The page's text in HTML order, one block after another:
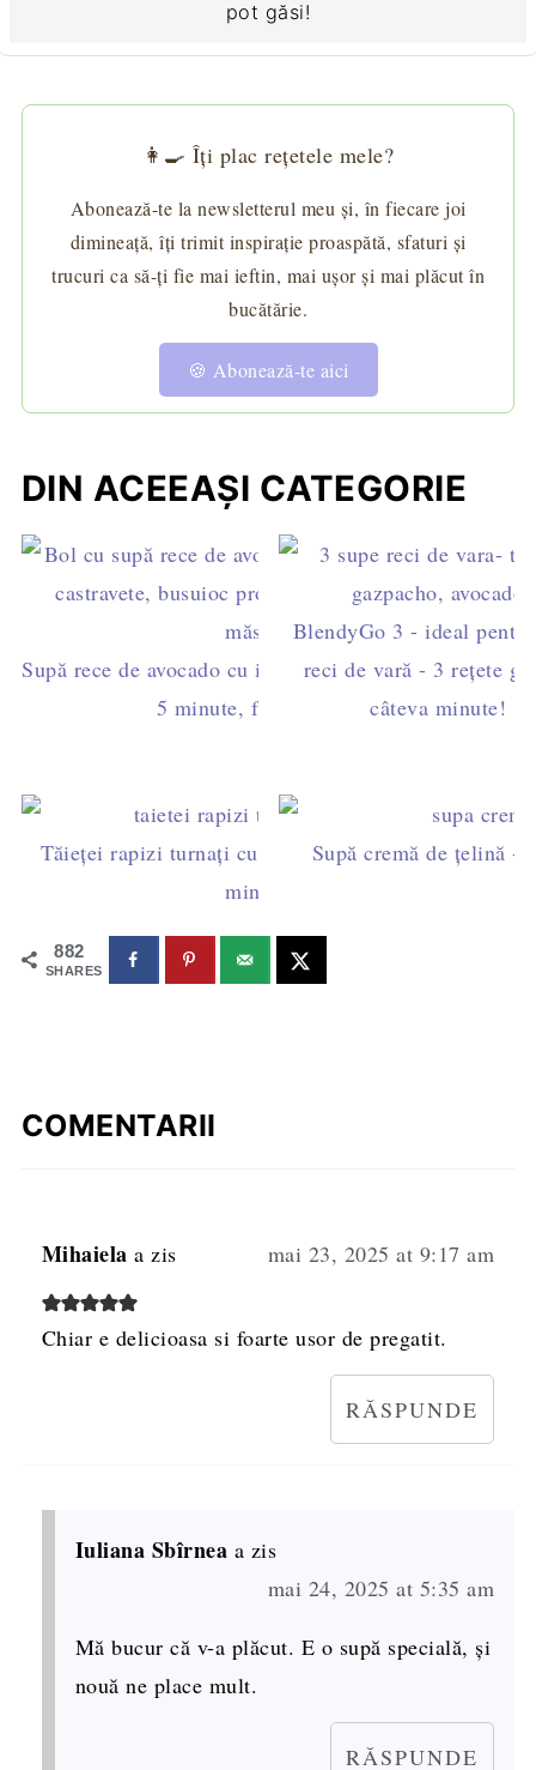
pot găsi!
👩‍🍳 Îți plac rețetele mele?
Abonează-te la newsletterul meu și, în fiecare joi
dimineață, îți trimit inspirație proaspătă, sfaturi și
trucuri ca să-ți fie mai ieftin, mai ușor și mai plăcut în
bucătărie.
🍪 Abonează-te aici
DIN ACEEAȘI CATEGORIE
Supă rece de avocado cu iaurt și castravete - gata în
5 minute, fără fierbere
BlendyGo 3 - ideal
reci de vară - 3 rețete
câteva minute!
Tăieței rapizi turnați cu punga - rețeta gata în 5
minute!
Supă cremă de țelină -
882
SHARES
COMENTARII
Mihaiela a zis mai 23, 2025 at 9:17 am
Chiar e delicioasa si foarte usor de pregatit.
RĂSPUNDE
Iuliana Sbîrnea a zis
mai 24, 2025 at 5:35 am
Mă bucur că v-a plăcut. E o supă specială, și
nouă ne place mult.
RĂSPUNDE